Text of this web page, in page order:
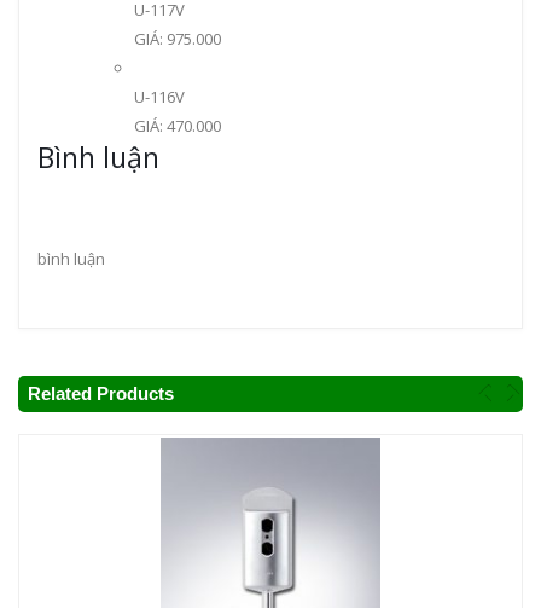
U-117V
GIÁ: 975.000
U-116V
GIÁ: 470.000
Bình luận
bình luận
Related Products